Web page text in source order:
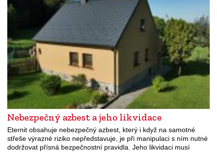
Nebezpečný azbest a jeho likvidace
Eternit obsahuje nebezpečný azbest, který i když na samotné
střeše výrazné riziko nepředstavuje, je při manipulaci s ním nutné
dodržovat přísná bezpečnostní pravidla. Jeho likvidaci musí